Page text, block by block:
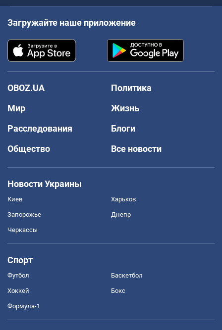
Загружайте наше приложение
OBOZ.UA
Политика
Мир
Жизнь
Расследования
Блоги
Общество
Все новости
Новости Украины
Киев Харьков
Запорожье Днепр
Черкассы
Спорт
Футбол Баскетбол
Хоккей Бокс
Формула-1